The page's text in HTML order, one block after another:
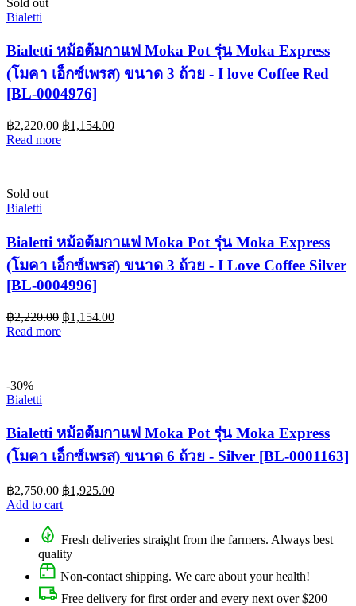
Bialetti
Bialetti หม้อต้มกาแฟ Moka Pot รุ่น Moka Express
(โมคา เอ็กซ์เพรส) ขนาด 3 ถ้วย - I love Coffee Red
[BL-0004976]
฿2,220.00 ฿1,154.00
Read more
Sold out
Bialetti
Bialetti หม้อต้มกาแฟ Moka Pot รุ่น Moka Express
(โมคา เอ็กซ์เพรส) ขนาด 3 ถ้วย - I Love Coffee Silver
[BL-0004996]
฿2,220.00 ฿1,154.00
Read more
-30%
Bialetti
Bialetti หม้อต้มกาแฟ Moka Pot รุ่น Moka Express
(โมคา เอ็กซ์เพรส) ขนาด 6 ถ้วย - Silver [BL-0001163]
฿2,750.00 ฿1,925.00
Add to cart
Fresh deliveries straight from the farmers. Always best
quality
Non-contact shipping. We care about your health!
Free delivery for first order and every next over $200